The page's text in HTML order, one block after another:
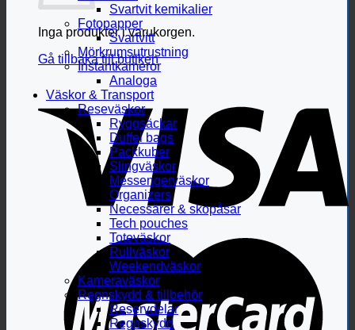
Inga produkter i varukorgen.
Gå tillbaka till butiken
Svartvit kemikalier
Fotopapper
Svartvitt
Mörkrumsutrustning
Instantkameror
Analoga
Väskor & Transport
Reseväskor
Ryggsäckar
Duffel bags
Packkuber
Slingväskor
Messengerväskor
Organizers
Necessärer & skopåsar
Tech pouches
Toteväskor
Rullväskor
Weekendväskor
Kameraväskor
Regnskydd & tillbehör
Reservdelar
Regnskydd